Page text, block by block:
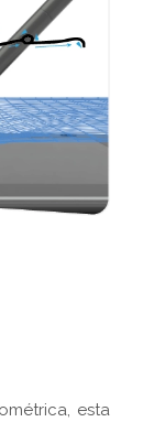
esta